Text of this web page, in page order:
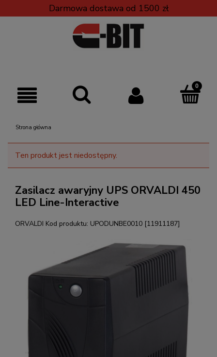
Darmowa dostawa od 1500 zł
Strona główna
Ten produkt jest niedostępny.
Zasilacz awaryjny UPS ORVALDI 450
LED Line-Interactive
ORVALDI Kod produktu: UPODUNBE0010 [11911187]